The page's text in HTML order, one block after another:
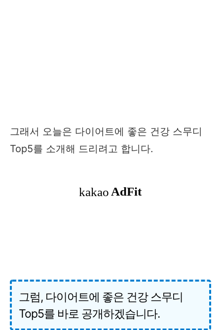
그래서 오늘은 다이어트에 좋은 건강 스무디
Top5를 소개해 드리려고 합니다.
그럼, 다이어트에 좋은 건강 스무디
Top5를 바로 공개하겠습니다.